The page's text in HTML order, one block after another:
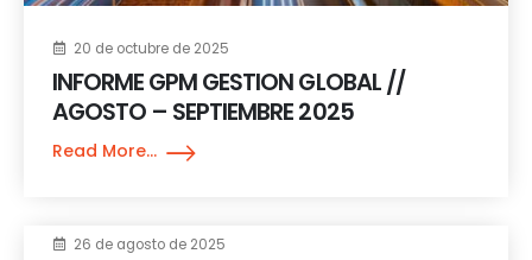
20 de octubre de 2025
INFORME GPM GESTION GLOBAL //
AGOSTO – SEPTIEMBRE 2025
Read More...
26 de agosto de 2025